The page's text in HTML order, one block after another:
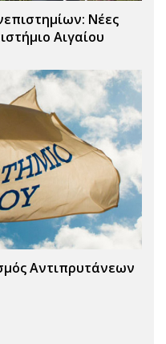
Νέες
Αιγαίου
Αντιπρυτάνεων